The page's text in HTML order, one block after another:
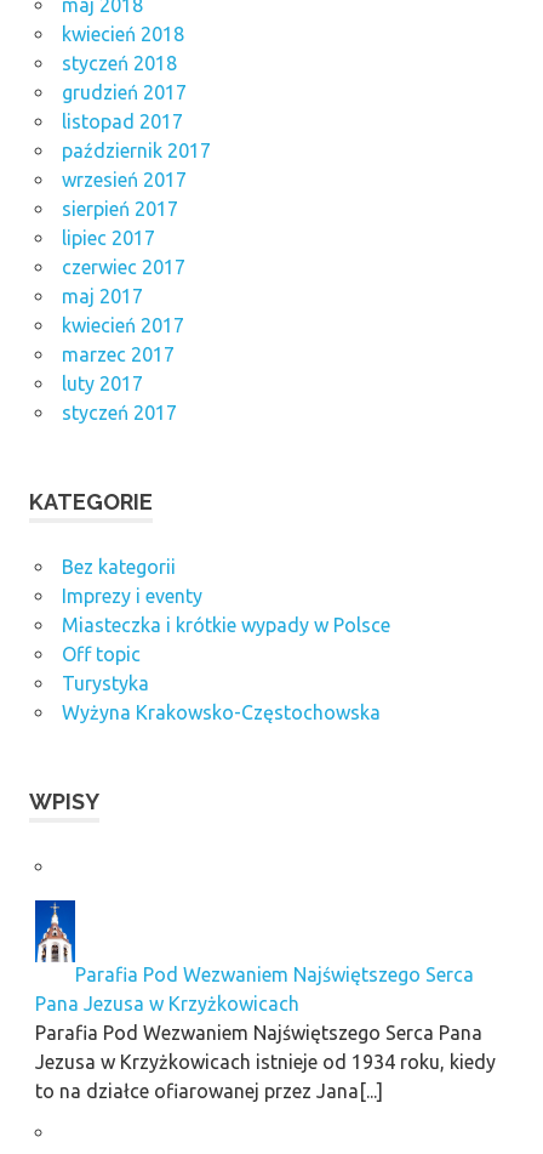
maj 2018
kwiecień 2018
styczeń 2018
grudzień 2017
listopad 2017
październik 2017
wrzesień 2017
sierpień 2017
lipiec 2017
czerwiec 2017
maj 2017
kwiecień 2017
marzec 2017
luty 2017
styczeń 2017
KATEGORIE
Bez kategorii
Imprezy i eventy
Miasteczka i krótkie wypady w Polsce
Off topic
Turystyka
Wyżyna Krakowsko-Częstochowska
WPISY
Parafia Pod Wezwaniem Najświętszego Serca
Pana Jezusa w Krzyżkowicach
Parafia Pod Wezwaniem Najświętszego Serca Pana
Jezusa w Krzyżkowicach istnieje od 1934 roku, kiedy
to na działce ofiarowanej przez Jana[...]